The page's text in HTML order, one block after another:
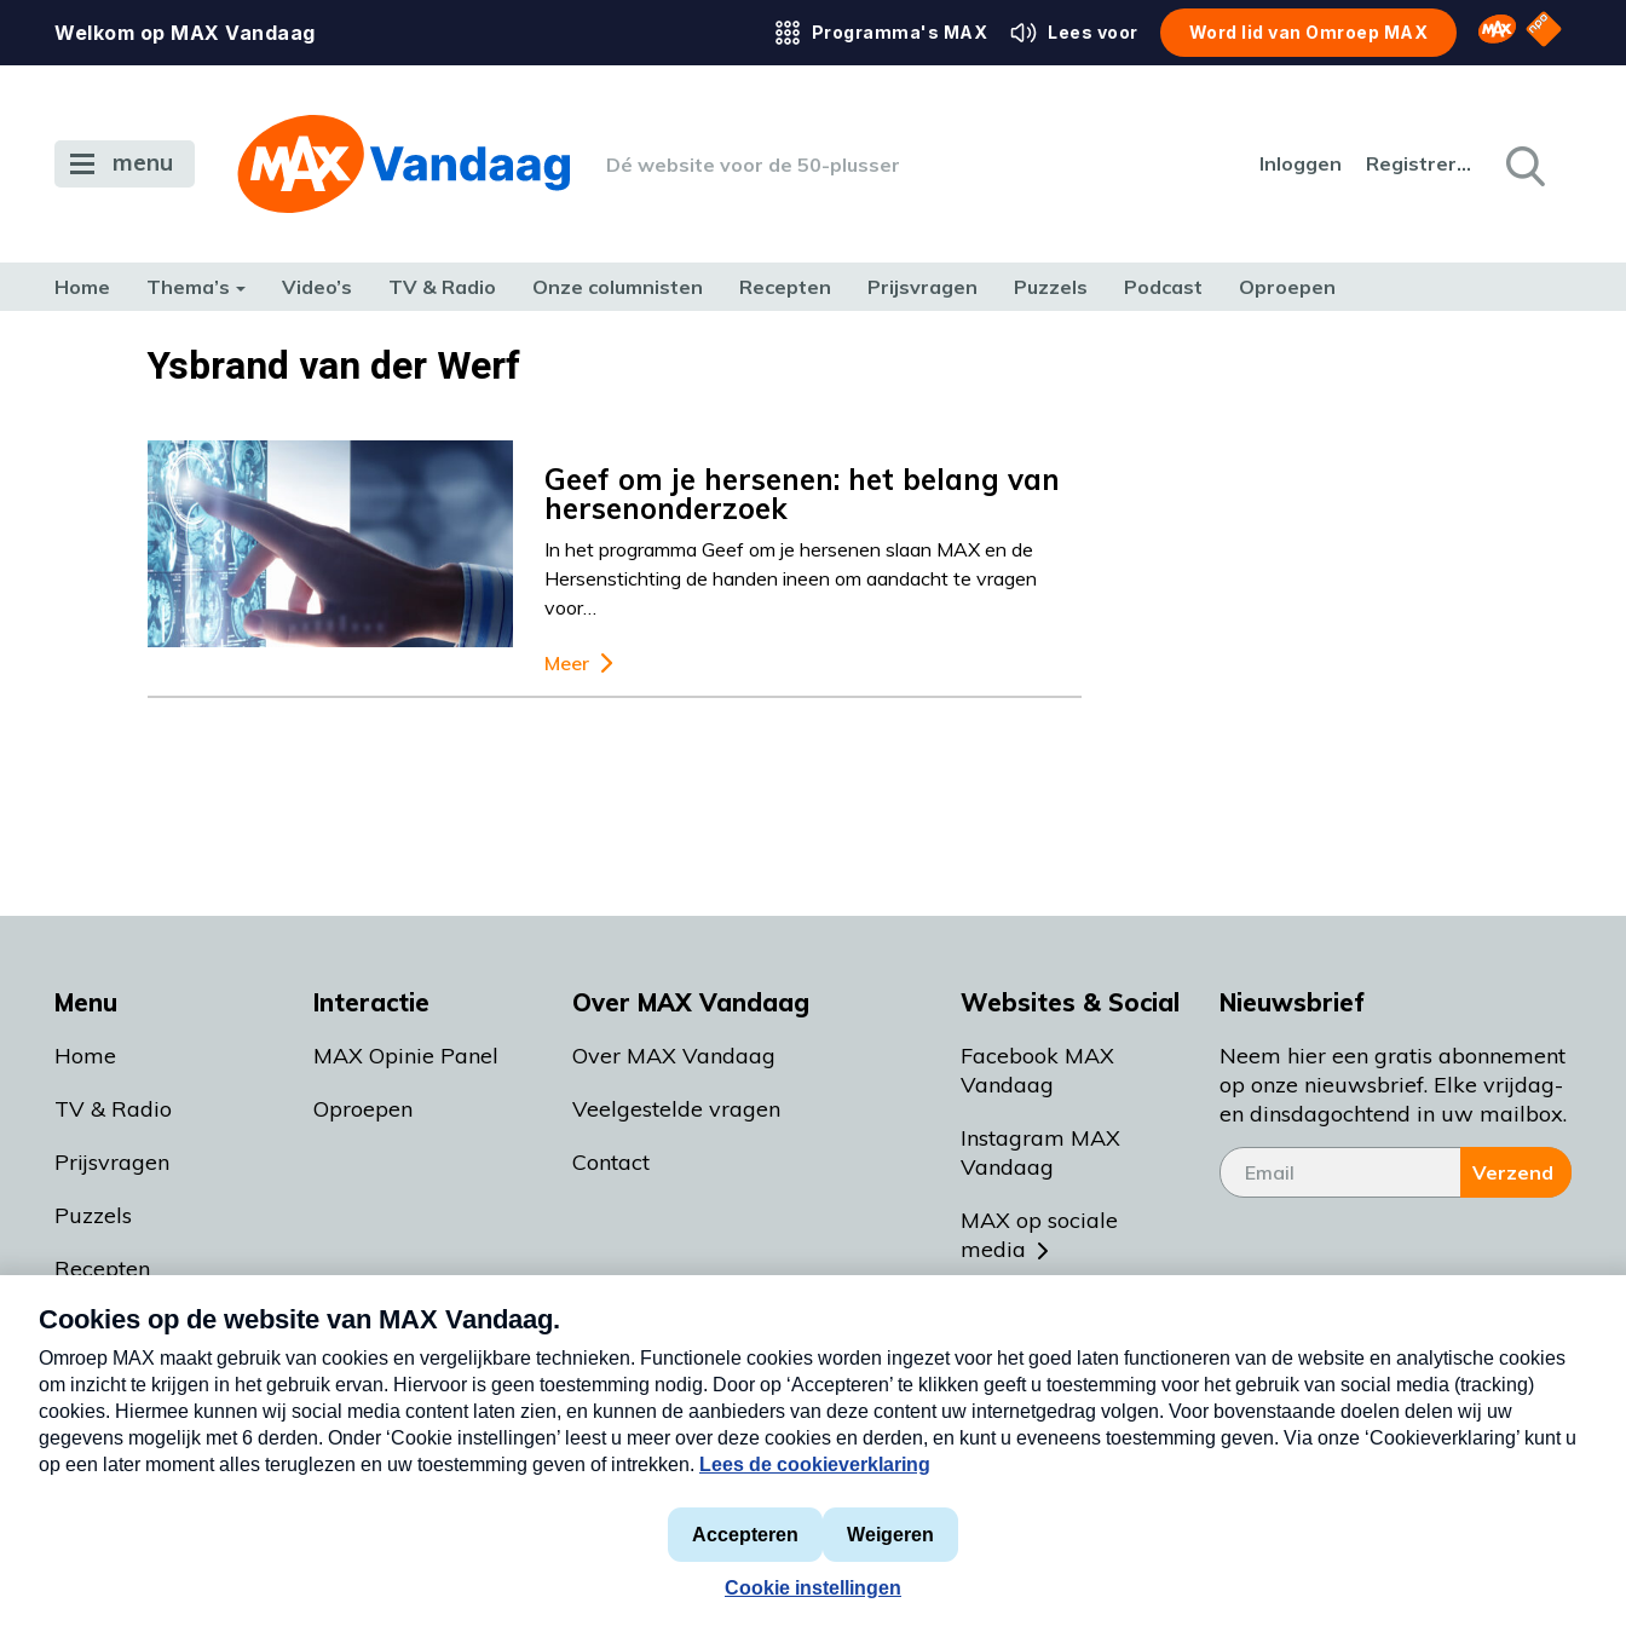
Welkom op MAX Vandaag Programma's MAX Lees voor Word lid van Omroep MAX Omroep MAX
NPO
menu Dé website voor de 50-plusser Inloggen Registreren
Home Thema’s Video’s TV & Radio Onze columnisten Recepten Prijsvragen Puzzels Podcast Oproepen
TERUG NAAR TOENYsbrand van der Werf
Geef om je hersenen: het belang van
hersenonderzoek
In het programma Geef om je hersenen slaan MAX en de
Hersenstichting de handen ineen om aandacht te vragen
voor…
Meer
Menu
Home
TV & Radio
Prijsvragen
Puzzels
Recepten
Podcasts
Interactie
MAX Opinie Panel
Oproepen
Over MAX Vandaag
Over MAX Vandaag
Veelgestelde vragen
Contact
Websites & Social
Facebook MAX
Vandaag
Instagram MAX
Vandaag
MAX op sociale
media
Meldpunt Actueel
Heel Holland Bakt
Nieuwsbrief
Neem hier een gratis abonnement
op onze nieuwsbrief. Elke vrijdag-
en dinsdagochtend in uw mailbox.
Verzend
Privacyverklaring
Cookieverklaring
Nieuwsbrief
Neem hier een gratis abonnement op onze